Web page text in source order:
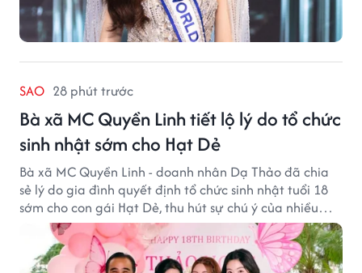
SAO 28 phút trước
Bà xã MC Quyền Linh tiết lộ lý do tổ chức
sinh nhật sớm cho Hạt Dẻ
Bà xã MC Quyền Linh - doanh nhân Dạ Thảo đã chia
sẻ lý do gia đình quyết định tổ chức sinh nhật tuổi 18
sớm cho con gái Hạt Dẻ, thu hút sự chú ý của nhiều
người hâm mộ.